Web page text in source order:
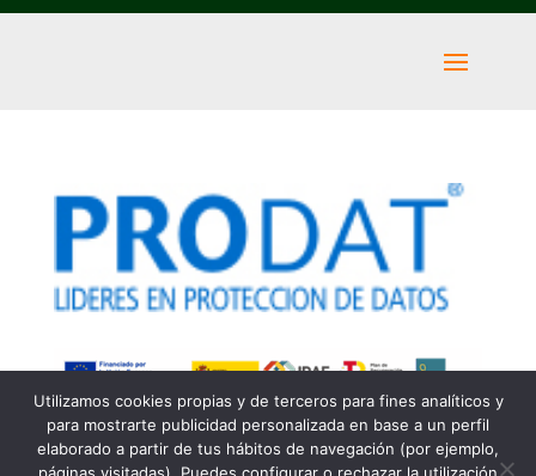
Utilizamos cookies propias y de terceros para fines analíticos y
para mostrarte publicidad personalizada en base a un perfil
elaborado a partir de tus hábitos de navegación (por ejemplo,